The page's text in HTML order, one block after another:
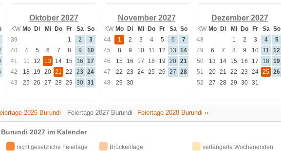
Oktober 2027
KW Mo Di Mi Do Fr Sa So
39
1 2
3
40
4 5 6 7 8 9
10
41
11 12 13 14 15 16
17
42
18 19 20 21 22 23
24
43
25 26 27 28 29 30 31
November 2027
KW Mo Di Mi Do Fr Sa So
44
1 2 3 4 5 6
7
45
8 9 10 11 12 13
14
46
15 16 17 18 19 20 21
47
22 23 24 25 26 27
28
48
29 30
Dezember 2027
KW Mo Di Mi Do Fr Sa So
48
1 2 3 4
5
49
6 7 8 9 10 11
12
50
13 14 15 16 17 18
19
51
20 21 22 23 24 25 26
52
27 28 29 30 31
2026 Burundi Feiertage 2027 Burundi Feiertage 2028 Burundi ››
2027 im Kalender
nicht gesetzliche Feiertage Brückentage verlängerte Wochenenden